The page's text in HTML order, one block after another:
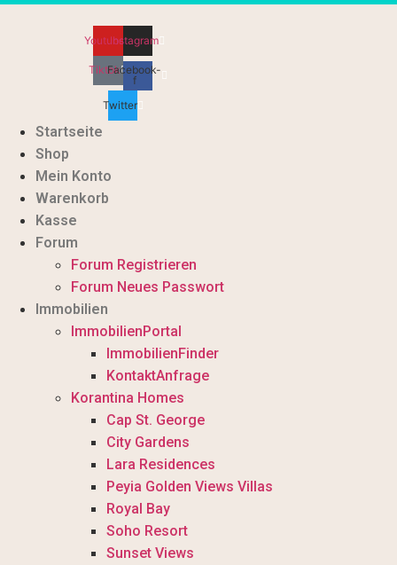
Zum
YoutubeInstagram
TiktokFacebook-
f
Twitter
Startseite
Shop
Mein Konto
Warenkorb
Kasse
Forum
Forum Registrieren
Forum Neues Passwort
Immobilien
ImmobilienPortal
ImmobilienFinder
KontaktAnfrage
Korantina Homes
Cap St. George
City Gardens
Lara Residences
Peyia Golden Views Villas
Royal Bay
Soho Resort
Sunset Views